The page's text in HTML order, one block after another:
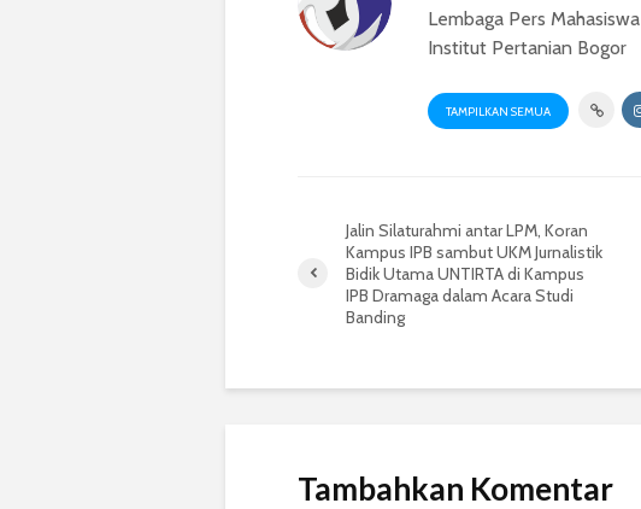
Lembaga Pers Mahasiswa
Institut Pertanian Bogor
TAMPILKAN SEMUA
Jalin Silaturahmi antar LPM, Koran
Kampus IPB sambut UKM Jurnalistik
Bidik Utama UNTIRTA di Kampus
IPB Dramaga dalam Acara Studi
Banding
Tambahkan Komentar